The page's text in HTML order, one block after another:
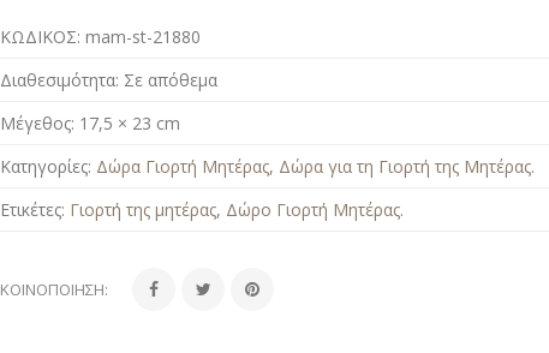
ΚΩΔΙΚΟΣ: mam-st-21880
Διαθεσιμότητα: Σε απόθεμα
Μέγεθος: 17,5 × 23 cm
Κατηγορίες: Δώρα Γιορτή Μητέρας, Δώρα για τη Γιορτή της Μητέρας.
Ετικέτες: Γιορτή της μητέρας, Δώρο Γιορτή Μητέρας.
ΚΟΙΝΟΠΟΊΗΣΗ: